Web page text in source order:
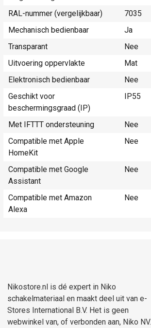
RAL-nummer (vergelijkbaar)
7035
Mechanisch bedienbaar
Ja
Transparant
Nee
Uitvoering oppervlakte
Mat
Elektronisch bedienbaar
Nee
Geschikt voor
beschermingsgraad (IP)
IP55
Met IFTTT ondersteuning
Nee
Compatible met Apple
HomeKit
Nee
Compatible met Google
Assistant
Nee
Compatible met Amazon
Alexa
Nee
Nikostore.nl is dé expert in Niko
schakelmateriaal en maakt deel uit van e-
Stores International B.V. Het is geen
webwinkel van, of verbonden aan, Niko NV.